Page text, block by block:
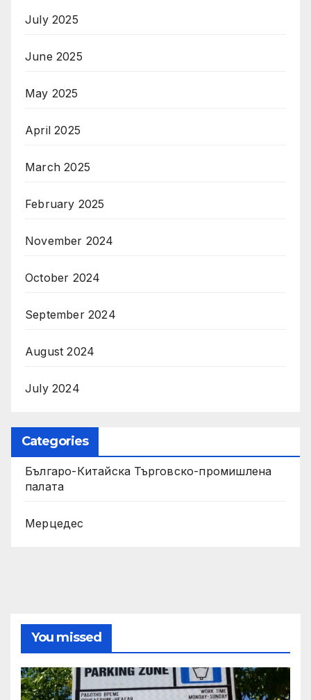
July 2025
June 2025
May 2025
April 2025
March 2025
February 2025
November 2024
October 2024
September 2024
August 2024
July 2024
Categories
Българо-Китайска Търговско-промишлена
палaта
Мерцедес
You missed